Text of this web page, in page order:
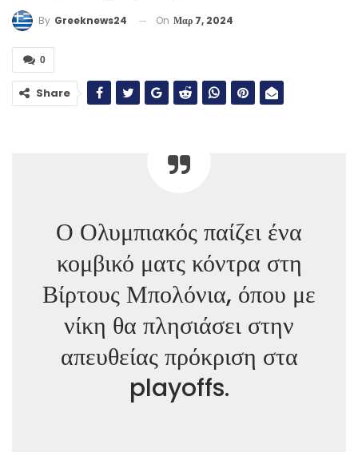
By Greeknews24 On Μαρ 7, 2024
0
Share
Ο Ολυμπιακός παίζει ένα
κομβικό ματς κόντρα στη
Βίρτους Μπολόνια, όπου με
νίκη θα πλησιάσει στην
απευθείας πρόκριση στα
playoffs.